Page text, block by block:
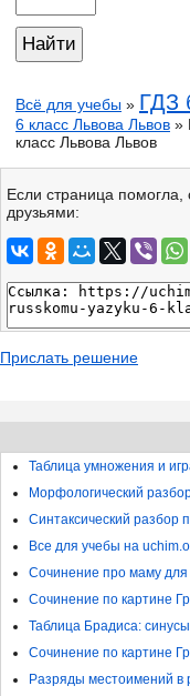
Всё для учебы » ГДЗ
6 класс Львова Львов »
класс Львова Львов
Если страница помогла,
друзьями:
Прислать решение
Таблица умножения и
Морфологический
Синтаксический разбор
Все для учебы на
Сочинение про маму для
Сочинение по картине
Таблица Брадиса:
Сочинение по картине
Разряды местоимений в